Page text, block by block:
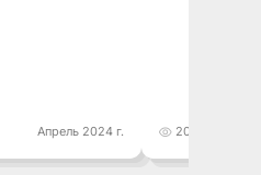
Апрель 2024 г. 20